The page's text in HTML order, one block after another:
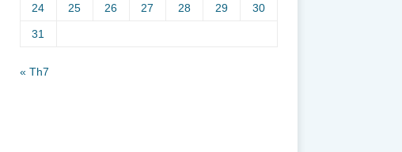
24 25 26 27 28 29 30
31
« Th7